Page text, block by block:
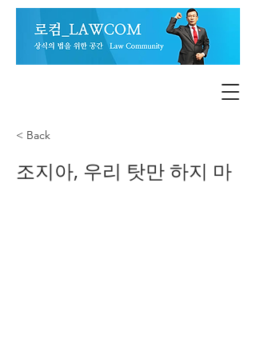
< Back
조지아, 우리 탓만 하지 마